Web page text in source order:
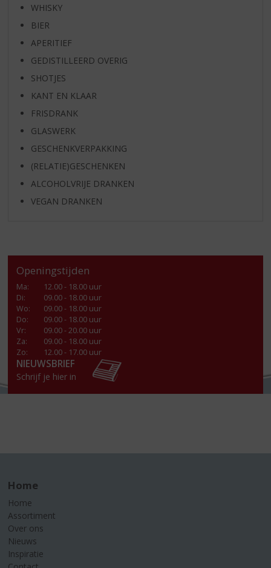
WHISKY
BIER
APERITIEF
GEDISTILLEERD OVERIG
SHOTJES
KANT EN KLAAR
FRISDRANK
GLASWERK
GESCHENKVERPAKKING
(RELATIE)GESCHENKEN
ALCOHOLVRIJE DRANKEN
VEGAN DRANKEN
Openingstijden
Ma:
12.00 - 18.00 uur
Di:
09.00 - 18.00 uur
Wo:
09.00 - 18.00 uur
Do:
09.00 - 18.00 uur
Vr:
09.00 - 20.00 uur
Za:
09.00 - 18.00 uur
Zo:
12.00 - 17.00 uur
NIEUWSBRIEF
Schrijf je hier in
Home
Home
Assortiment
Over ons
Nieuws
Inspiratie